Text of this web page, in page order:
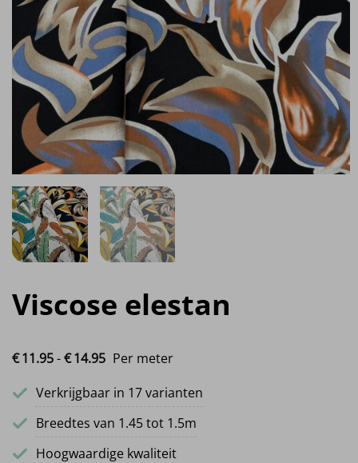
Viscose elestan
€11.95-€14.95 Prijsklasse: €11.95 tot €14.95
Per meter
Verkrijgbaar in 17 varianten
Breedtes van 1.45 tot 1.5m
Hoogwaardige kwaliteit